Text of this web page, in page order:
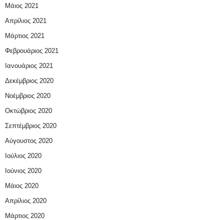
Μάιος 2021
Απρίλιος 2021
Μάρτιος 2021
Φεβρουάριος 2021
Ιανουάριος 2021
Δεκέμβριος 2020
Νοέμβριος 2020
Οκτώβριος 2020
Σεπτέμβριος 2020
Αύγουστος 2020
Ιούλιος 2020
Ιούνιος 2020
Μάιος 2020
Απρίλιος 2020
Μάρτιος 2020